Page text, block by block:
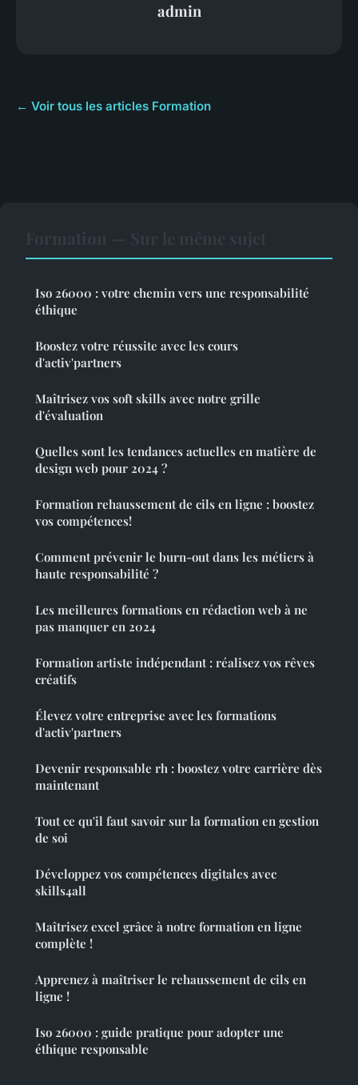
admin
← Voir tous les articles Formation
Iso 26000 : votre chemin vers une responsabilité
éthique
Boostez votre réussite avec les cours
d'activ'partners
Maîtrisez vos soft skills avec notre grille
d'évaluation
Quelles sont les tendances actuelles en matière de
design web pour 2024 ?
Formation rehaussement de cils en ligne : boostez
vos compétences!
Comment prévenir le burn-out dans les métiers à
haute responsabilité ?
Les meilleures formations en rédaction web à ne
pas manquer en 2024
Formation artiste indépendant : réalisez vos rêves
créatifs
Élevez votre entreprise avec les formations
d'activ'partners
Devenir responsable rh : boostez votre carrière dès
maintenant
Tout ce qu'il faut savoir sur la formation en gestion
de soi
Développez vos compétences digitales avec
skills4all
Maîtrisez excel grâce à notre formation en ligne
complète !
Apprenez à maîtriser le rehaussement de cils en
ligne !
Iso 26000 : guide pratique pour adopter une
éthique responsable